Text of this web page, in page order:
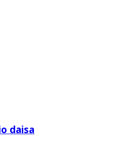
daisa